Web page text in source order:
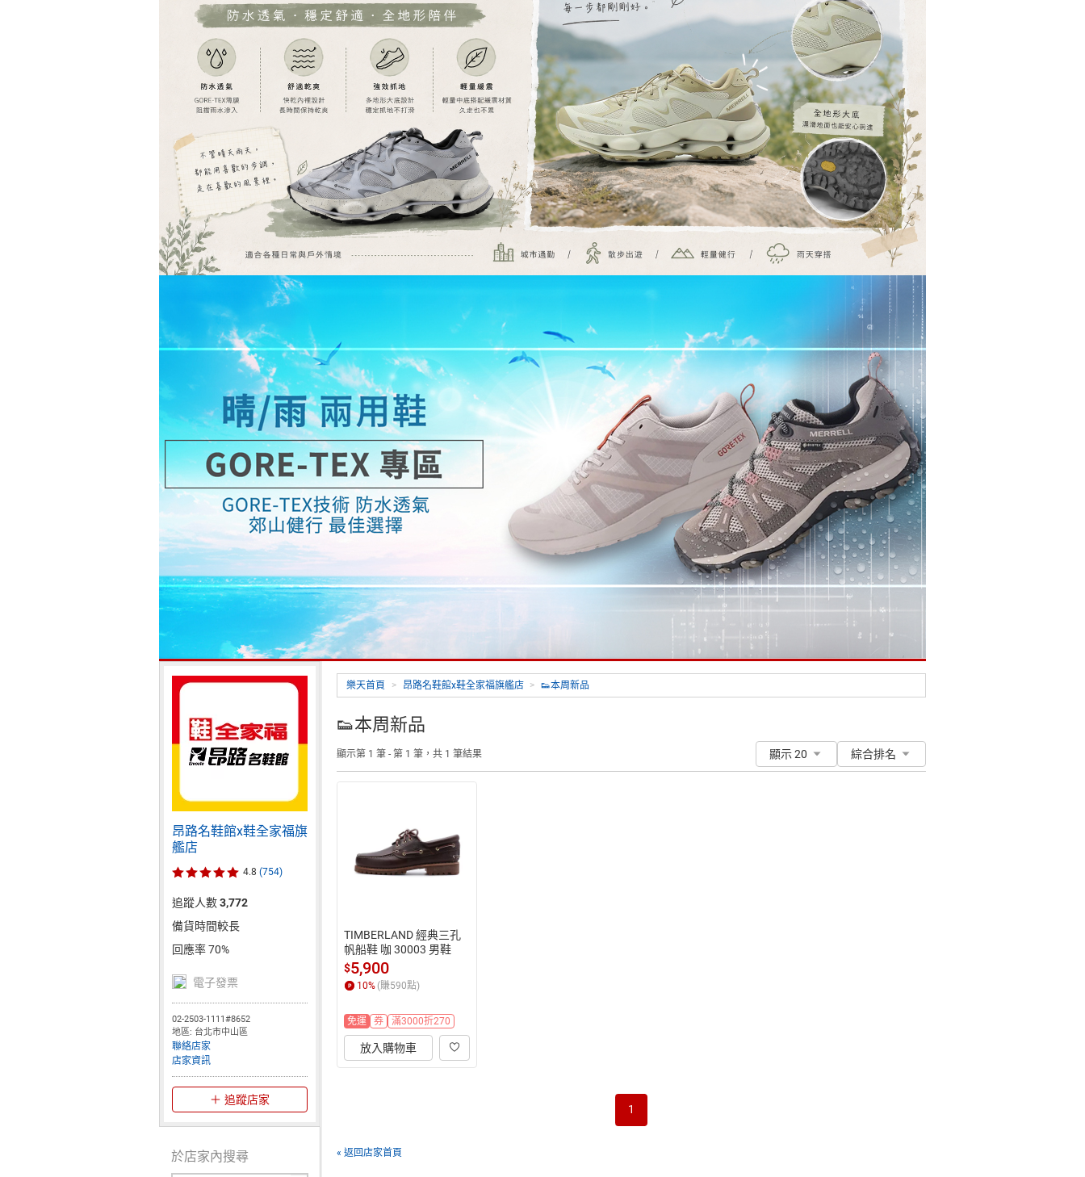
樂天首頁 > 昂路名鞋館x鞋全家福旗艦店 > 👟本周新品
👟本周新品
顯示第 1 筆 - 第 1 筆，共 1 筆結果 顯示 20 綜合排名
TIMBERLAND 經典三孔
帆船鞋 咖 30003 男鞋
$5,900
10% (賺590點)
免運 券 滿3000折270
放入購物車
1
« 返回店家首頁
昂路名鞋館x鞋全家福旗
艦店
4.8 (754)
追蹤人數3,772
備貨時間較長
回應率 70%
電子發票
02-2503-1111#8652
地區: 台北市中山區
聯絡店家
店家資訊
追蹤店家
於店家內搜尋